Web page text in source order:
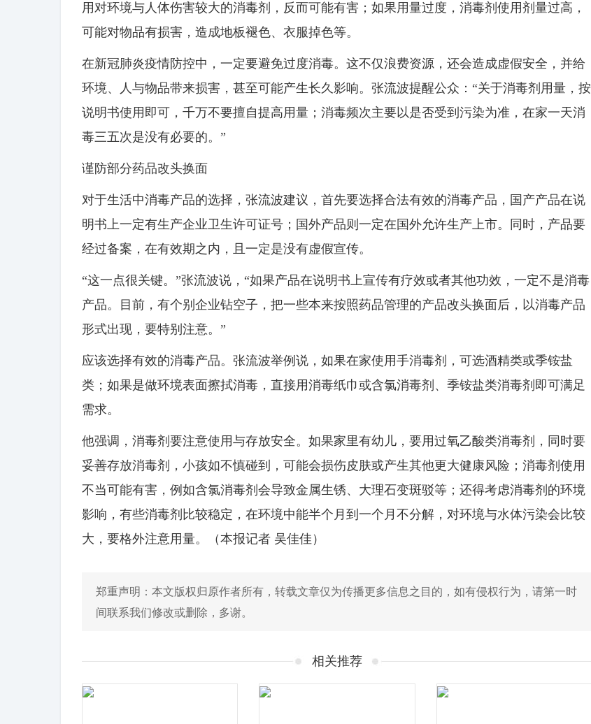
用对环境与人体伤害较大的消毒剂，反而可能有害；如果用量过度，消毒剂使用剂量过高，
可能对物品有损害，造成地板褪色、衣服掉色等。
在新冠肺炎疫情防控中，一定要避免过度消毒。这不仅浪费资源，还会造成虚假安全，并给
环境、人与物品带来损害，甚至可能产生长久影响。张流波提醒公众：“关于消毒剂用量，按
说明书使用即可，千万不要擅自提高用量；消毒频次主要以是否受到污染为准，在家一天消
毒三五次是没有必要的。”
谨防部分药品改头换面
对于生活中消毒产品的选择，张流波建议，首先要选择合法有效的消毒产品，国产产品在说
明书上一定有生产企业卫生许可证号；国外产品则一定在国外允许生产上市。同时，产品要
经过备案，在有效期之内，且一定是没有虚假宣传。
“这一点很关键。”张流波说，“如果产品在说明书上宣传有疗效或者其他功效，一定不是消毒
产品。目前，有个别企业钻空子，把一些本来按照药品管理的产品改头换面后，以消毒产品
形式出现，要特别注意。”
应该选择有效的消毒产品。张流波举例说，如果在家使用手消毒剂，可选酒精类或季铵盐
类；如果是做环境表面擦拭消毒，直接用消毒纸巾或含氯消毒剂、季铵盐类消毒剂即可满足
需求。
他强调，消毒剂要注意使用与存放安全。如果家里有幼儿，要用过氧乙酸类消毒剂，同时要
妥善存放消毒剂，小孩如不慎碰到，可能会损伤皮肤或产生其他更大健康风险；消毒剂使用
不当可能有害，例如含氯消毒剂会导致金属生锈、大理石变斑驳等；还得考虑消毒剂的环境
影响，有些消毒剂比较稳定，在环境中能半个月到一个月不分解，对环境与水体污染会比较
大，要格外注意用量。（本报记者 吴佳佳）
郑重声明：本文版权归原作者所有，转载文章仅为传播更多信息之目的，如有侵权行为，请第一时
间联系我们修改或删除，多谢。
相关推荐